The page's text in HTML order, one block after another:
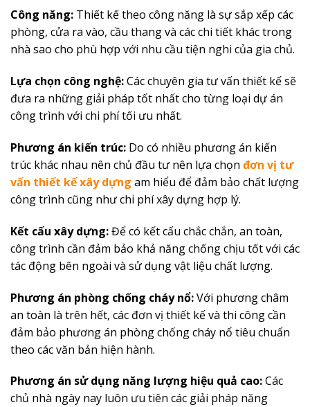
Công năng: Thiết kế theo công năng là sự sắp xếp các
phòng, cửa ra vào, cầu thang và các chi tiết khác trong
nhà sao cho phù hợp với nhu cầu tiện nghi của gia chủ.
Lựa chọn công nghệ:Các chuyên gia tư vấn thiết kế sẽ
đưa ra những giải pháp tốt nhất cho từng loại dự án
công trình với chi phí tối ưu nhất.
Phương án kiến ​​trúc: Do có nhiều phương án kiến ​​
trúc khác nhau nên chủ đầu tư nên lựa chọn đơn vị tư
vấn thiết kế xây dựng am hiểu để đảm bảo chất lượng
công trình cũng như chi phí xây dựng hợp lý.
Kết cấu xây dựng:Để có kết cấu chắc chắn, an toàn,
công trình cần đảm bảo khả năng chống chịu tốt với các
tác động bên ngoài và sử dụng vật liệu chất lượng.
Phương án phòng chống cháy nổ:Với phương châm
an toàn là trên hết, các đơn vị thiết kế và thi công cần
đảm bảo phương án phòng chống cháy nổ tiêu chuẩn
theo các văn bản hiện hành.
Phương án sử dụng năng lượng hiệu quả cao:Các
chủ nhà ngày nay luôn ưu tiên các giải pháp năng